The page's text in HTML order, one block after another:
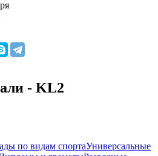
- KL2
по видам спортаУниверсальные